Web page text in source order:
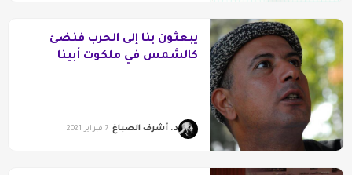
يبعثون بنا إلى الحرب فنضئ
كالشمس في ملكوت أبينا
د. أشرف الصباغ 7 فبراير 2021